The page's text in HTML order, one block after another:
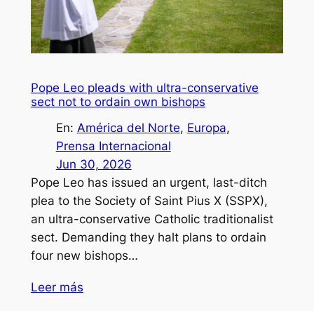
Pope Leo pleads with ultra-conservative
sect not to ordain own bishops
En: América del Norte, Europa
Prensa Internacional
Jun 30, 2026
Pope Leo has issued an urgent, last-ditch
plea to the Society of Saint Pius X (SSPX),
an ultra-conservative Catholic traditionalist
sect. Demanding they halt plans to ordain
four new bishops…
Leer más